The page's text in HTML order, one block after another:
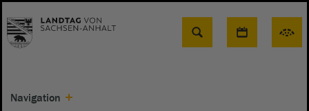
Suche
Navigation